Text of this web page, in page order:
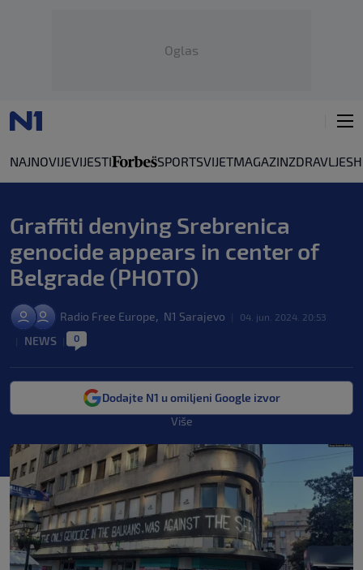
Oglas
NAJNOVIJEVIJESTI SPORTSVIJETMAGAZINZDRAVLJE
Graffiti denying Srebrenica
genocide appears in center of
Belgrade (PHOTO)
Radio Free Europe, N1 Sarajevo 04. jun. 2024. 20:53
NEWS 0
Dodajte N1 u omiljeni Google izvor
Više